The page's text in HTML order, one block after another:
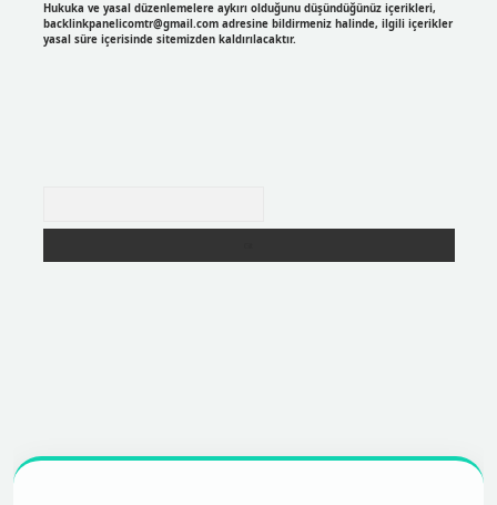
Hukuka ve yasal düzenlemelere aykırı olduğunu düşündüğünüz içerikleri,
backlinkpanelicomtr@gmail.comadresine bildirmeniz halinde, ilgili içerikler
yasal süre içerisinde sitemizden kaldırılacaktır.